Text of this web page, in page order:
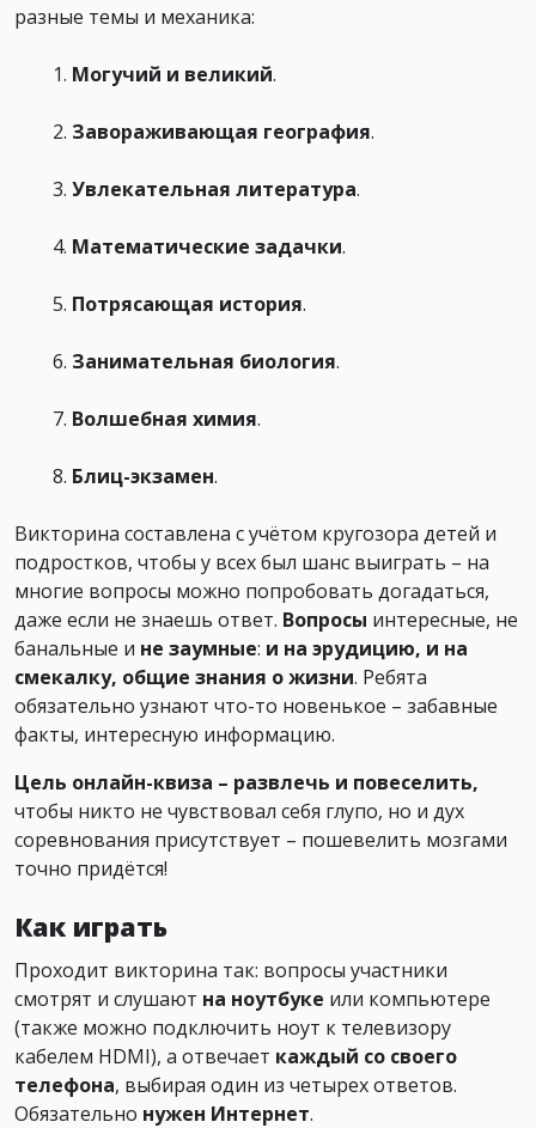
разные темы и механика:
Могучий и великий.
Завораживающая география.
Увлекательная литература.
Математические задачки.
Потрясающая история.
Занимательная биология.
Волшебная химия.
Блиц-экзамен.
Викторина составлена с учётом кругозора детей и
подростков, чтобы у всех был шанс выиграть – на
многие вопросы можно попробовать догадаться,
даже если не знаешь ответ. Вопросы интересные, не
банальные и не заумные: и на эрудицию, и на
смекалку, общие знания о жизни. Ребята
обязательно узнают что-то новенькое – забавные
факты, интересную информацию.
Цель онлайн-квиза – развлечь и повеселить,
чтобы никто не чувствовал себя глупо, но и дух
соревнования присутствует – пошевелить мозгами
точно придётся!
Как играть
Проходит викторина так: вопросы участники
смотрят и слушают на ноутбуке или компьютере
(также можно подключить ноут к телевизору
кабелем HDMI), а отвечает каждый со своего
телефона, выбирая один из четырех ответов.
Обязательно нужен Интернет.